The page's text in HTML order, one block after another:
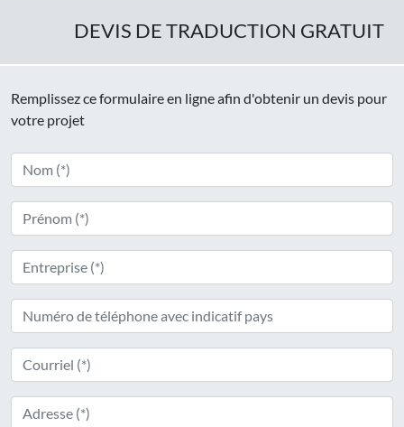
DEVIS DE TRADUCTION GRATUIT
Remplissez ce formulaire en ligne afin d'obtenir un devis pour
votre projet